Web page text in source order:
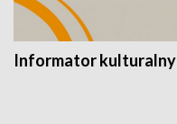
Informator kulturalny